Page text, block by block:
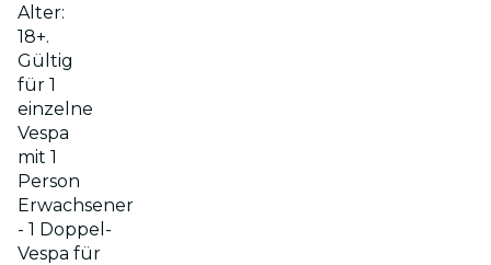
Alter:
18+.
Gültig
für 1
einzelne
Vespa
mit 1
Person
Erwachsener
- 1 Doppel-
Vespa für